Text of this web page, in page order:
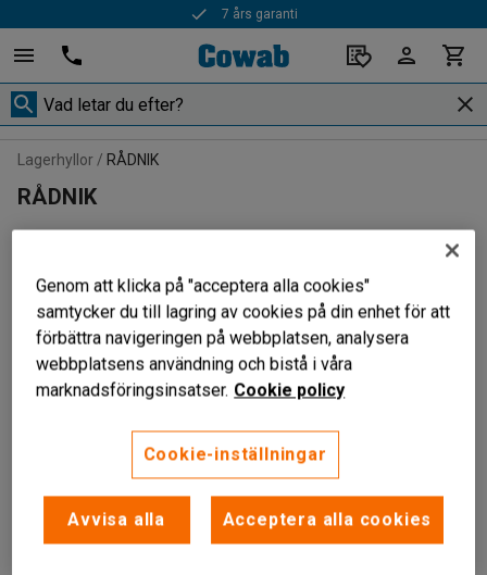
7 års garanti
Lagerhyllor RÅDNIK
RÅDNIK
Filtrera Sortera
4 produkter
Genom att klicka på "acceptera alla cookies"
samtycker du till lagring av cookies på din enhet för att
förbättra navigeringen på webbplatsen, analysera
webbplatsens användning och bistå i våra
marknadsföringsinsatser. Cookie policy
Cookie-inställningar
Avvisa alla Acceptera alla cookies